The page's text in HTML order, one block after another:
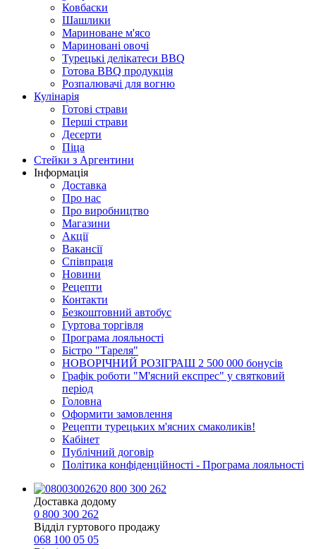
Ковбаски
Шашлики
Мариноване м'ясо
Мариновані овочі
Турецькі делікатеси BBQ
Готова BBQ продукція
Розпалювачі для вогню
Кулінарія
Готові страви
Перші страви
Десерти
Піца
Стейки з Аргентини
Інформація
Доставка
Про нас
Про виробництво
Магазини
Акції
Вакансії
Співпраця
Новини
Рецепти
Контакти
Безкоштовний автобус
Гуртова торгівля
Програма лояльності
Бістро "Тареля"
НОВОРІЧНИЙ РОЗІГРАШ 2 500 000 бонусів
Графік роботи "М'ясний експрес" у святковий
період
Головна
Оформити замовлення
Рецепти турецьких м'ясних смаколиків!
Кабінет
Публічний договір
Політика конфіденційності - Програма лояльності
0 800 300 262
Доставка додому
0 800 300 262
Відділ гуртового продажу
068 100 05 05​